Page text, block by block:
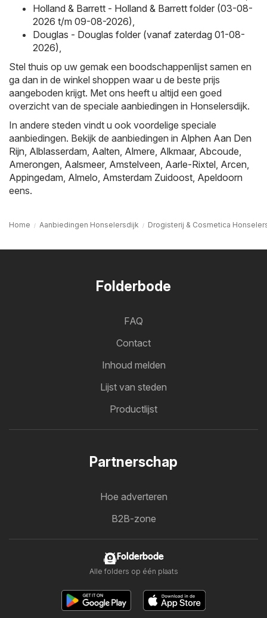
Holland & Barrett - Holland & Barrett folder (03-08-
2026 t/m 09-08-2026),
Douglas - Douglas folder (vanaf zaterdag 01-08-
2026),
Stel thuis op uw gemak een boodschappenlijst samen en
ga dan in de winkel shoppen waar u de beste prijs
aangeboden krijgt. Met ons heeft u altijd een goed
overzicht van de speciale aanbiedingen in Honselersdijk.
In andere steden vindt u ook voordelige speciale
aanbiedingen. Bekijk de aanbiedingen in Alphen Aan Den
Rijn, Alblasserdam, Aalten, Almere, Alkmaar, Abcoude,
Amerongen, Aalsmeer, Amstelveen, Aarle-Rixtel, Arcen,
Appingedam, Almelo, Amsterdam Zuidoost, Apeldoorn
eens.
Home Aanbiedingen Honselersdijk Drogisterij & Cosmetica
Folderbode
FAQ
Contact
Inhoud melden
Lijst van steden
Productlijst
Partnerschap
Hoe adverteren
B2B-zone
Folderbode
Alle folders op één plaats